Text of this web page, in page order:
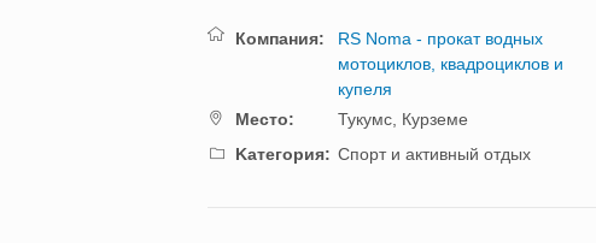
Компания:
RS Noma - прокат водных
мотоциклов, квадроциклов и
купеля
Mестo:
Тукумс, Курземе
Kатегория: Спорт и активный отдых